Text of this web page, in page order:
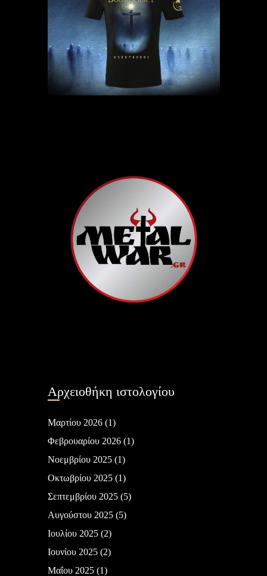
Αρχειοθήκη ιστολογίου
Μαρτίου 2026(1)
Φεβρουαρίου 2026(1)
Νοεμβρίου 2025(1)
Οκτωβρίου 2025(1)
Σεπτεμβρίου 2025(5)
Αυγούστου 2025(5)
Ιουλίου 2025(2)
Ιουνίου 2025(2)
Μαΐου 2025(1)